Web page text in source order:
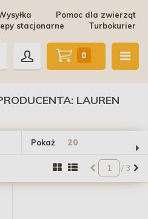
Pomoc dla zwierząt
Turbokurier
stacjonarne
0
LAUREN
Pokaż
/ 3